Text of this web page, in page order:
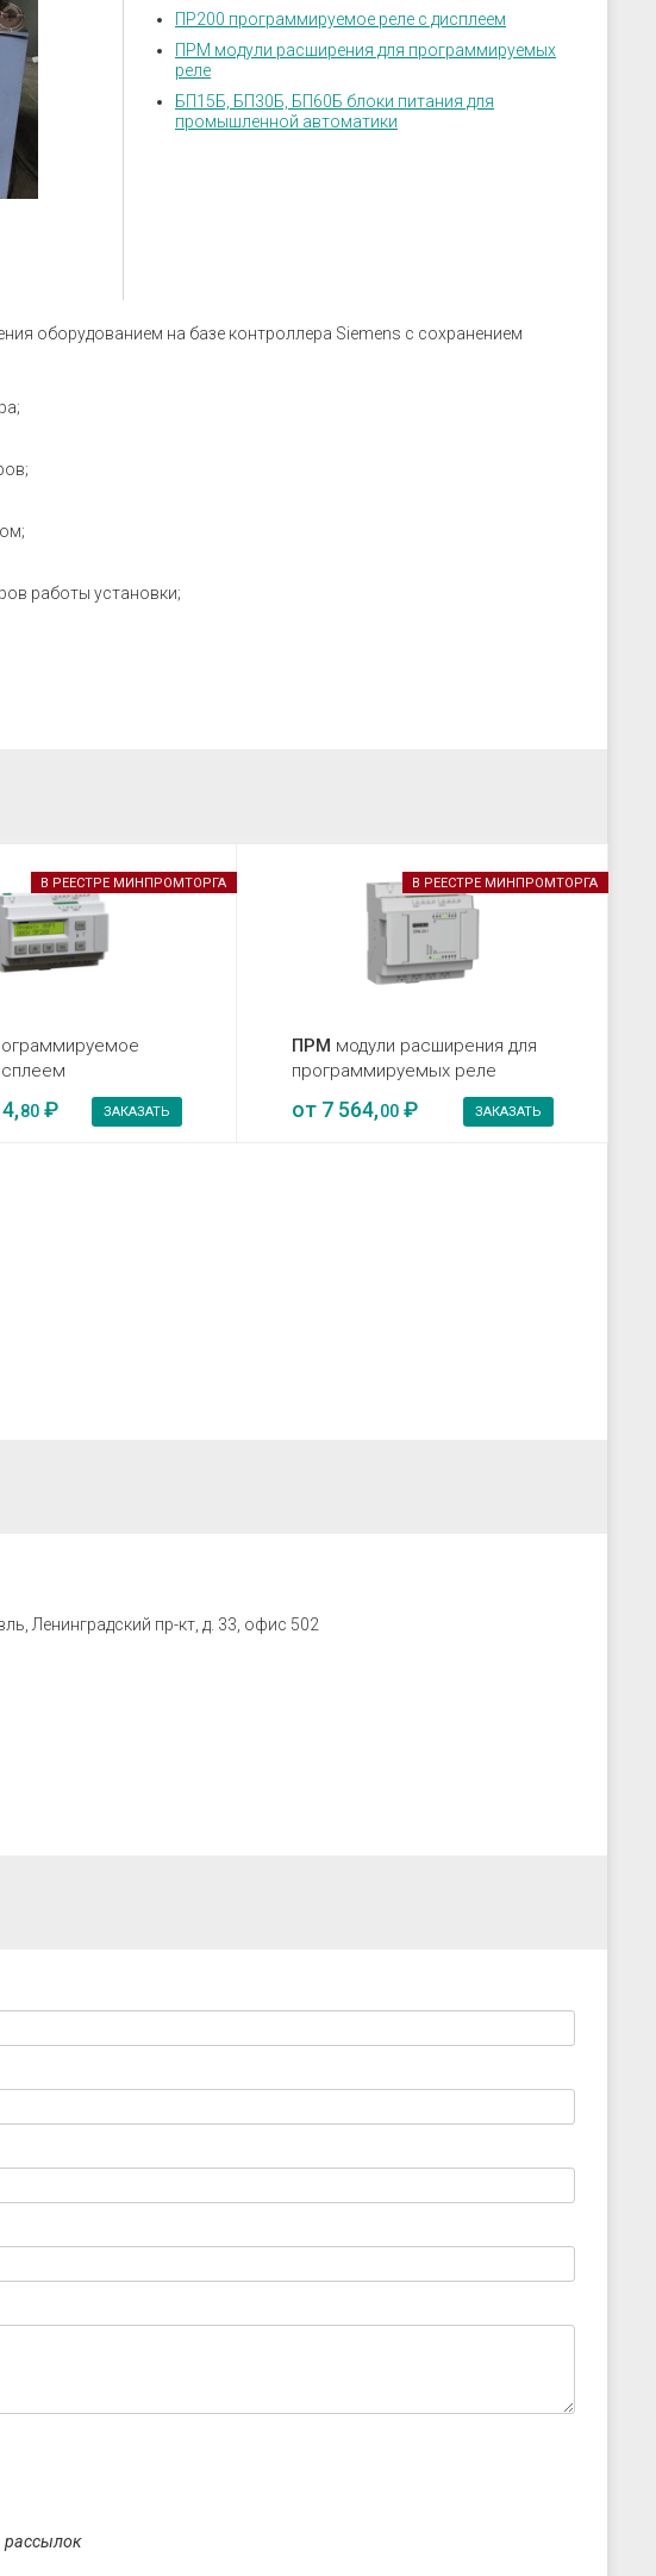
Аксессуары к датчикам
температуры
Аксессуары к датчикам давления
Аксессуары к датчикам уровня
Аксессуары к датчикам
ПР200 программируемое реле с дисплеем
ПРМ модули расширения для программируемых
реле
БП15Б, БП30Б, БП60Б блоки питания для
промышленной автоматики
оборудованием на базе контроллера Siemens с сохранением
работы установки;
80₽ ЗАКАЗАТЬ
В РЕЕСТРЕ МИНПРОМТОРГА
ПРМ модули расширения для
программируемых реле
от 7 564,00₽ ЗАКАЗАТЬ
В РЕЕСТРЕ МИНПРОМТОРГА
Ленинградский пр-кт, д. 33, офис 502